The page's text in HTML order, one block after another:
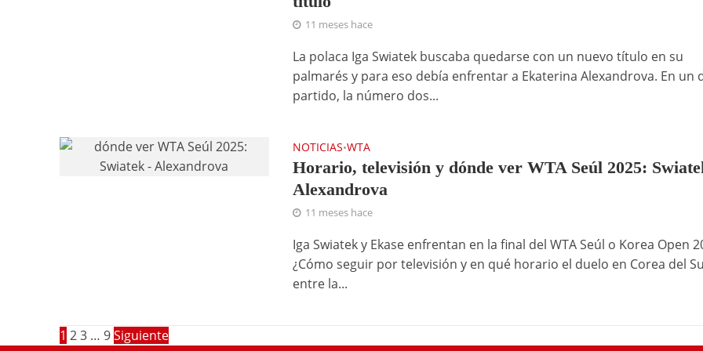
11 meses hace
La polaca Iga Swiatek buscaba quedarse con un nuevo título en su
palmarés y para eso debía enfrentar a Ekaterina Alexandrova. En un
partido, la número dos...
NOTICIAS•WTA
Horario, televisión y dónde ver WTA Seúl 2025:
Alexandrova
11 meses hace
Iga Swiatek y Ekase enfrentan en la final del WTA Seúl o Korea Open
¿Cómo seguir por televisión y en qué horario el duelo en Corea del
entre la...
1 2 3 … 9 Siguiente